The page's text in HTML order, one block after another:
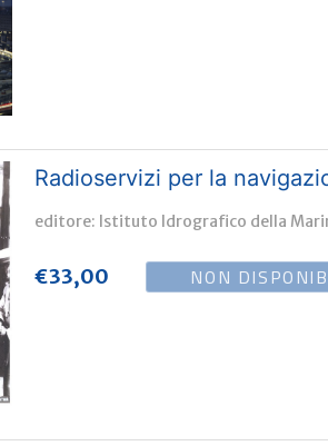
Radioservizi per la
editore: Istituto Idrografico della
€33,00 NON